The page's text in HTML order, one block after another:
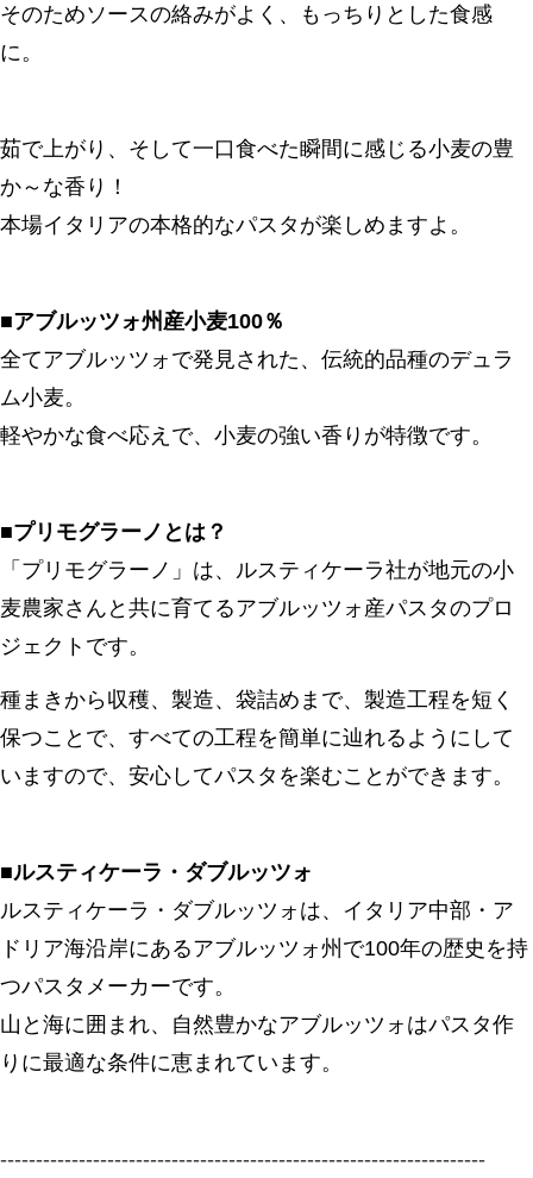
そのためソースの絡みがよく、もっちりとした食感
に。
茹で上がり、そして一口食べた瞬間に感じる小麦の豊
か～な香り！
本場イタリアの本格的なパスタが楽しめますよ。
■アブルッツォ州産小麦100％
全てアブルッツォで発見された、伝統的品種のデュラ
ム小麦。
軽やかな食べ応えで、小麦の強い香りが特徴です。
■プリモグラーノとは？
「プリモグラーノ」は、ルスティケーラ社が地元の小
麦農家さんと共に育てるアブルッツォ産パスタのプロ
ジェクトです。
種まきから収穫、製造、袋詰めまで、製造工程を短く
保つことで、すべての工程を簡単に辿れるようにして
いますので、安心してパスタを楽むことができます。
■ルスティケーラ・ダブルッツォ
ルスティケーラ・ダブルッツォは、イタリア中部・ア
ドリア海沿岸にあるアブルッツォ州で100年の歴史を持
つパスタメーカーです。
山と海に囲まれ、自然豊かなアブルッツォはパスタ作
りに最適な条件に恵まれています。
--------------------------------------------------------------------